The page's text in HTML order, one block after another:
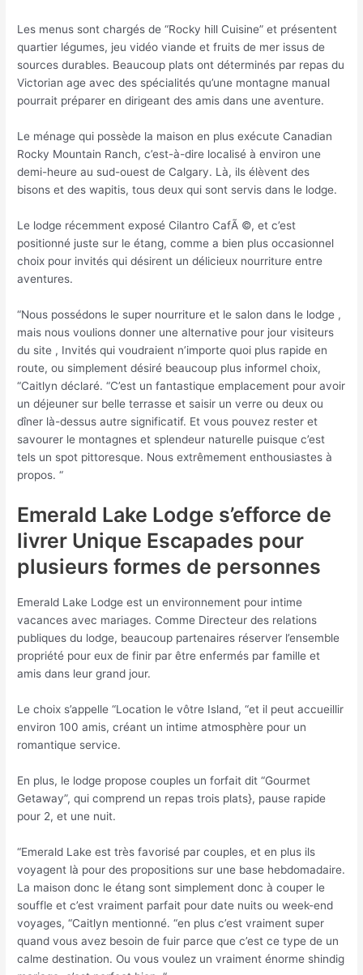
Les menus sont chargés de “Rocky hill Cuisine” et présentent
quartier légumes, jeu vidéo viande et fruits de mer issus de
sources durables. Beaucoup plats ont déterminés par repas du
Victorian age avec des spécialités qu’une montagne manual
pourrait préparer en dirigeant des amis dans une aventure.
Le ménage qui possède la maison en plus exécute Canadian
Rocky Mountain Ranch, c’est-à-dire localisé à environ une
demi-heure au sud-ouest de Calgary. Là, ils élèvent des
bisons et des wapitis, tous deux qui sont servis dans le lodge.
Le lodge récemment exposé Cilantro CafÃ ©, et c’est
positionné juste sur le étang, comme a bien plus occasionnel
choix pour invités qui désirent un délicieux nourriture entre
aventures.
“Nous possédons le super nourriture et le salon dans le lodge ,
mais nous voulions donner une alternative pour jour visiteurs
du site , Invités qui voudraient n’importe quoi plus rapide en
route, ou simplement désiré beaucoup plus informel choix,
“Caitlyn déclaré. “C’est un fantastique emplacement pour avoir
un déjeuner sur belle terrasse et saisir un verre ou deux ou
dîner là-dessus autre significatif. Et vous pouvez rester et
savourer le montagnes et splendeur naturelle puisque c’est
tels un spot pittoresque. Nous extrêmement enthousiastes à
propos. “
Emerald Lake Lodge s’efforce de
livrer Unique Escapades pour
plusieurs formes de personnes
Emerald Lake Lodge est un environnement pour intime
vacances avec mariages. Comme Directeur des relations
publiques du lodge, beaucoup partenaires réserver l’ensemble
propriété pour eux de finir par être enfermés par famille et
amis dans leur grand jour.
Le choix s’appelle “Location le vôtre Island, “et il peut accueillir
environ 100 amis, créant un intime atmosphère pour un
romantique service.
En plus, le lodge propose couples un forfait dit “Gourmet
Getaway”, qui comprend un repas trois plats}, pause rapide
pour 2, et une nuit.
“Emerald Lake est très favorisé par couples, et en plus ils
voyagent là pour des propositions sur une base hebdomadaire.
La maison donc le étang sont simplement donc à couper le
souffle et c’est vraiment parfait pour date nuits ou week-end
voyages, “Caitlyn mentionné. “en plus c’est vraiment super
quand vous avez besoin de fuir parce que c’est ce type de un
calme destination. Ou vous voulez un vraiment énorme shindig